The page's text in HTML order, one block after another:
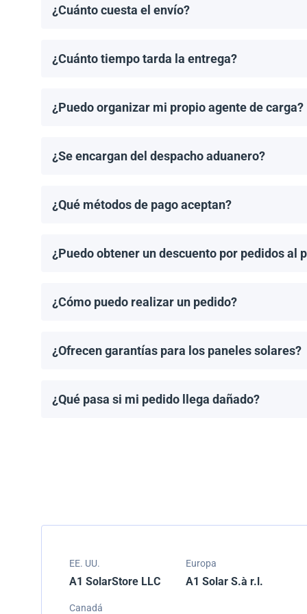
¿Cuánto cuesta el envío?
¿Cuánto tiempo tarda la entrega?
¿Puedo organizar mi propio agente de carga?
¿Se encargan del despacho aduanero?
¿Qué métodos de pago aceptan?
¿Puedo obtener un descuento por pedidos al
¿Cómo puedo realizar un pedido?
¿Ofrecen garantías para los paneles solares?
¿Qué pasa si mi pedido llega dañado?
EE. UU.
A1 SolarStore LLC
Europa
A1 Solar S.à r.l.
Canadá